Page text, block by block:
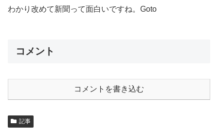
わかり改めて新聞って面白いですね。Goto
コメント
コメントを書き込む
記事